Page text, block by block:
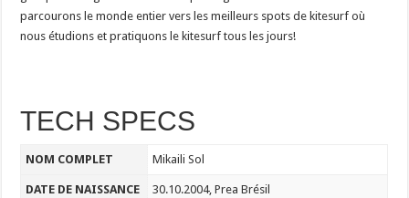
parcourons le monde entier vers les meilleurs spots de kitesurf où
nous étudions et pratiquons le kitesurf tous les jours!
TECH SPECS
NOM COMPLET Mikaili Sol
DATE DE NAISSANCE 30.10.2004, Prea Brésil